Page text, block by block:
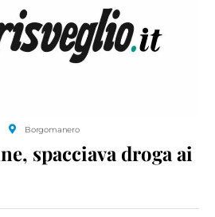
Borgomanero
spacciava droga ai